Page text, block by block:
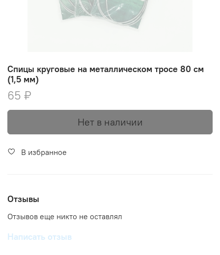
Спицы круговые на металлическом тросе 80 см
(1,5 мм)
65 ₽
Нет в наличии
В избранное
Отзывы
Отзывов еще никто не оставлял
Написать отзыв